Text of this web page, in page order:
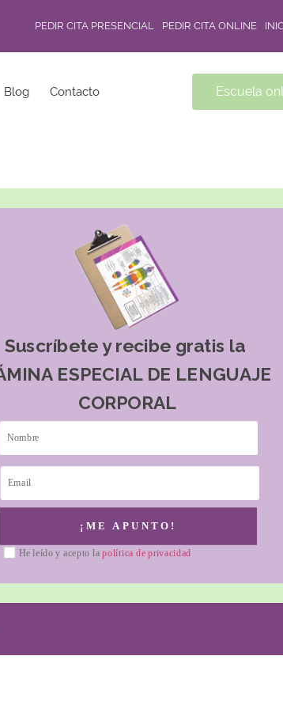
PEDIR CITA PRESENCIAL PEDIR CITA ONLINE
Blog Contacto Escuela
Suscríbete y recibe gratis la
ESPECIAL DE LENGUAJE
CORPORAL
He leído y acepto lapolítica de privacidad
¡ME APUNTO!